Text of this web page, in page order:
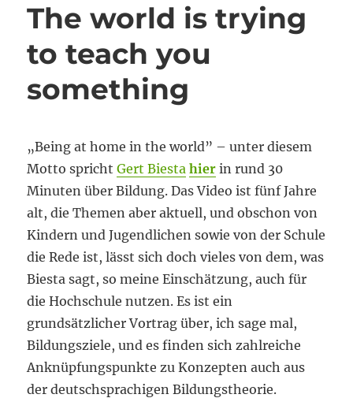
The world is trying
to teach you
something
„Being at home in the world” – unter diesem
Motto sprichtGert Biesta hier in rund 30
Minuten über Bildung. Das Video ist fünf Jahre
alt, die Themen aber aktuell, und obschon von
Kindern und Jugendlichen sowie von der Schule
die Rede ist, lässt sich doch vieles von dem, was
Biesta sagt, so meine Einschätzung, auch für
die Hochschule nutzen. Es ist ein
grundsätzlicher Vortrag über, ich sage mal,
Bildungsziele, und es finden sich zahlreiche
Anknüpfungspunkte zu Konzepten auch aus
der deutschsprachigen Bildungstheorie.